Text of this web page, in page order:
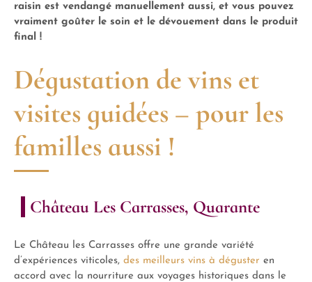
raisin est vendangé manuellement aussi, et vous pouvez
vraiment goûter le soin et le dévouement dans le produit
final !
Dégustation de vins et
visites guidées – pour les
familles aussi !
Château Les Carrasses, Quarante
Le Château les Carrasses offre une grande variété
d’expériences viticoles, des meilleurs vins à déguster en
accord avec la nourriture aux voyages historiques dans le